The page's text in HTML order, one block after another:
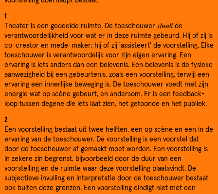
1
Theater is een gedeelde ruimte. De toeschouwer deeltde
verantwoordelijkheid voor wat er in deze ruimte gebeurd. Hij of zij is
co-creator en mede-maker; hij of zij 'assisteert' de voorstelling. Elke
toeschouwer is verantwoordelijk voor zijn eigen ervaring. Een
ervaring is iets anders dan een belevenis. Een belevenis is de fysieke
aanwezigheid bij een gebeurtenis, zoals een voorstelling, terwijl een
ervaring een innerlijke beweging is. De toeschouwer voedt met zijn
energie wat op scène gebeurt, en andersom. Er is een feedback-
loop tussen degene die iets laat zien, het getoonde en het publiek.
2
Een voorstelling bestaat uit twee helften, een op scène en een in de
ervaring van de toeschouwer. De voorstelling is een voorstel dat
door de toeschouwer af gemaakt moet worden. Een voorstelling is
in zekere zin begrenst, bijvoorbeeld door de duur van een
voorstelling en de ruimte waar deze voorstelling plaatsvindt. De
subjectieve invulling en interpretatie door de toeschouwer bestaat
ook buiten deze grenzen. Een voorstelling eindigt niet met een